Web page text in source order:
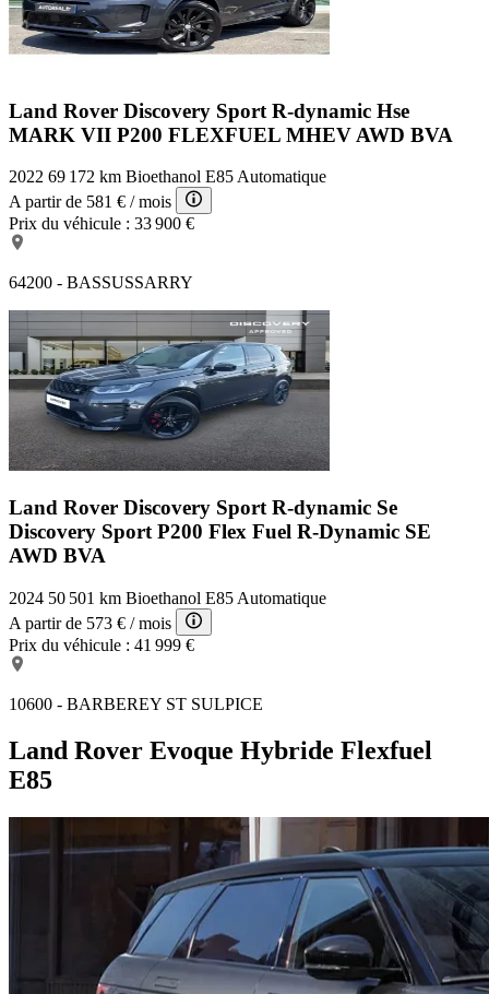
Land Rover Discovery Sport R-dynamic Hse
MARK VII P200 FLEXFUEL MHEV AWD BVA
2022 69 172 km Bioethanol E85 Automatique
A partir de 581 € / mois
Prix du véhicule : 33 900 €
64200 - BASSUSSARRY
Land Rover Discovery Sport R-dynamic Se
Discovery Sport P200 Flex Fuel R-Dynamic SE
AWD BVA
2024 50 501 km Bioethanol E85 Automatique
A partir de 573 € / mois
Prix du véhicule : 41 999 €
10600 - BARBEREY ST SULPICE
Land Rover Evoque Hybride Flexfuel
E85